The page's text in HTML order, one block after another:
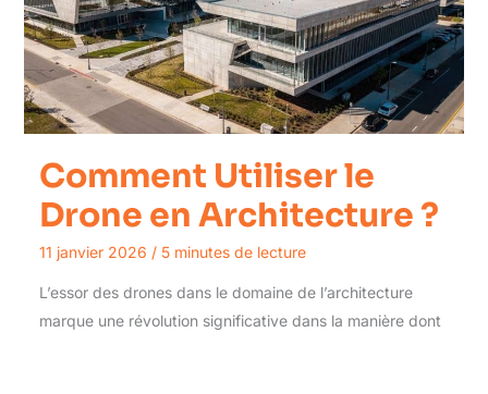
Comment Utiliser le
Drone en Architecture ?
11 janvier 2026 / 5 minutes de lecture
L’essor des drones dans le domaine de l’architecture
marque une révolution significative dans la manière dont